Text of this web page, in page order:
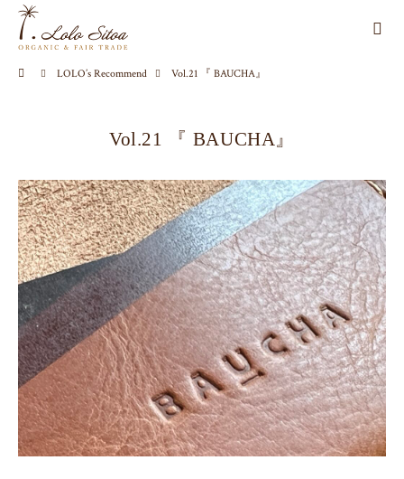
LOLO’s Recommend Vol.21 『 BAUCHA』
Vol.21 『 BAUCHA』